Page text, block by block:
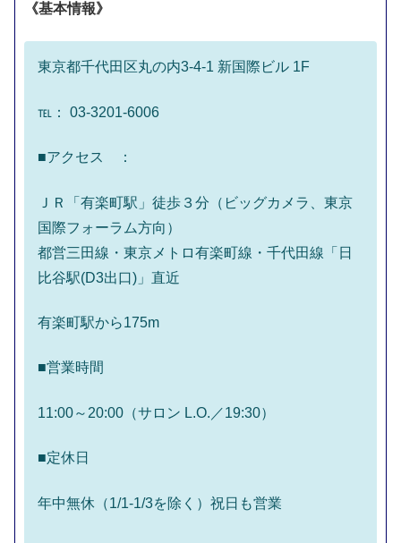
《基本情報》
東京都千代田区丸の内3-4-1 新国際ビル 1F
℡： 03-3201-6006
■アクセス ：
ＪＲ「有楽町駅」徒歩３分（ビッグカメラ、東京
国際フォーラム方向）
都営三田線・東京メトロ有楽町線・千代田線「日
比谷駅(D3出口)」直近
有楽町駅から175m
■営業時間
11:00～20:00（サロン L.O.／19:30）
■定休日
年中無休（1/1-1/3を除く）祝日も営業